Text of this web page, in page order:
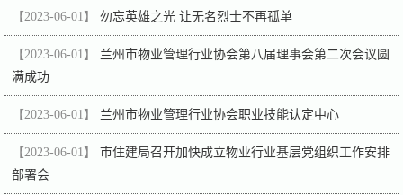
【2023-06-01】 勿忘英雄之光 让无名烈士不再孤单
【2023-06-01】
兰州市物业管理行业协会第八届理事会第二次会议圆
满成功
【2023-06-01】 兰州市物业管理行业协会职业技能认定中心
【2023-06-01】
市住建局召开加快成立物业行业基层党组织工作安排
部署会